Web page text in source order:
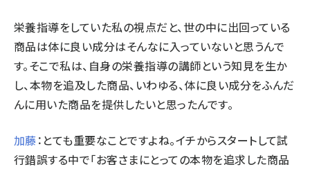
栄養指導をしていた私の視点だと、世の中に出回っている
商品は体に良い成分はそんなに入っていないと思うんで
す。そこで私は、自身の栄養指導の講師という知見を生か
し、本物を追及した商品、いわゆる、体に良い成分をふんだ
んに用いた商品を提供したいと思ったんです。
加藤：とても重要なことですよね。イチからスタートして試
行錯誤する中で「お客さまにとっての本物を追求した商品